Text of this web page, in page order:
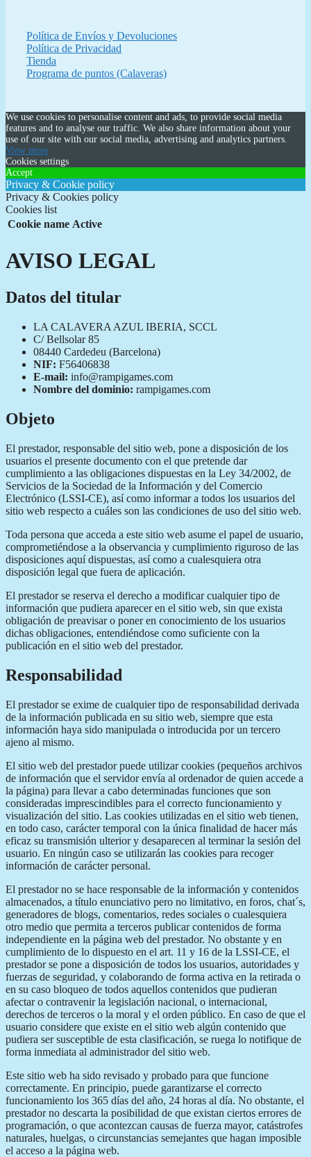
Política de Envíos y Devoluciones
Política de Privacidad
Tienda
Programa de puntos (Calaveras)
We use cookies to personalise content and ads, to provide social media
features and to analyse our traffic. We also share information about your
use of our site with our social media, advertising and analytics partners.
View more
Cookies settings
Accept
Privacy & Cookie policy
Privacy & Cookies policy
Cookies list
Cookie name Active
AVISO LEGAL
Datos del titular
LA CALAVERA AZUL IBERIA, SCCL
C/ Bellsolar 85
08440 Cardedeu (Barcelona)
NIF: F56406838
E-mail: info@rampigames.com
Nombre del dominio: rampigames.com
Objeto
El prestador, responsable del sitio web, pone a disposición de los
usuarios el presente documento con el que pretende dar
cumplimiento a las obligaciones dispuestas en la Ley 34/2002, de
Servicios de la Sociedad de la Información y del Comercio
Electrónico (LSSI-CE), así como informar a todos los usuarios del
sitio web respecto a cuáles son las condiciones de uso del sitio web.
Toda persona que acceda a este sitio web asume el papel de usuario,
comprometiéndose a la observancia y cumplimiento riguroso de las
disposiciones aquí dispuestas, así como a cualesquiera otra
disposición legal que fuera de aplicación.
El prestador se reserva el derecho a modificar cualquier tipo de
información que pudiera aparecer en el sitio web, sin que exista
obligación de preavisar o poner en conocimiento de los usuarios
dichas obligaciones, entendiéndose como suficiente con la
publicación en el sitio web del prestador.
Responsabilidad
El prestador se exime de cualquier tipo de responsabilidad derivada
de la información publicada en su sitio web, siempre que esta
información haya sido manipulada o introducida por un tercero
ajeno al mismo.
El sitio web del prestador puede utilizar cookies (pequeños archivos
de información que el servidor envía al ordenador de quien accede a
la página) para llevar a cabo determinadas funciones que son
consideradas imprescindibles para el correcto funcionamiento y
visualización del sitio. Las cookies utilizadas en el sitio web tienen,
en todo caso, carácter temporal con la única finalidad de hacer más
eficaz su transmisión ulterior y desaparecen al terminar la sesión del
usuario. En ningún caso se utilizarán las cookies para recoger
información de carácter personal.
El prestador no se hace responsable de la información y contenidos
almacenados, a título enunciativo pero no limitativo, en foros, chat´s,
generadores de blogs, comentarios, redes sociales o cualesquiera
otro medio que permita a terceros publicar contenidos de forma
independiente en la página web del prestador. No obstante y en
cumplimiento de lo dispuesto en el art. 11 y 16 de la LSSI-CE, el
prestador se pone a disposición de todos los usuarios, autoridades y
fuerzas de seguridad, y colaborando de forma activa en la retirada o
en su caso bloqueo de todos aquellos contenidos que pudieran
afectar o contravenir la legislación nacional, o internacional,
derechos de terceros o la moral y el orden público. En caso de que el
usuario considere que existe en el sitio web algún contenido que
pudiera ser susceptible de esta clasificación, se ruega lo notifique de
forma inmediata al administrador del sitio web.
Este sitio web ha sido revisado y probado para que funcione
correctamente. En principio, puede garantizarse el correcto
funcionamiento los 365 días del año, 24 horas al día. No obstante, el
prestador no descarta la posibilidad de que existan ciertos errores de
programación, o que acontezcan causas de fuerza mayor, catástrofes
naturales, huelgas, o circunstancias semejantes que hagan imposible
el acceso a la página web.